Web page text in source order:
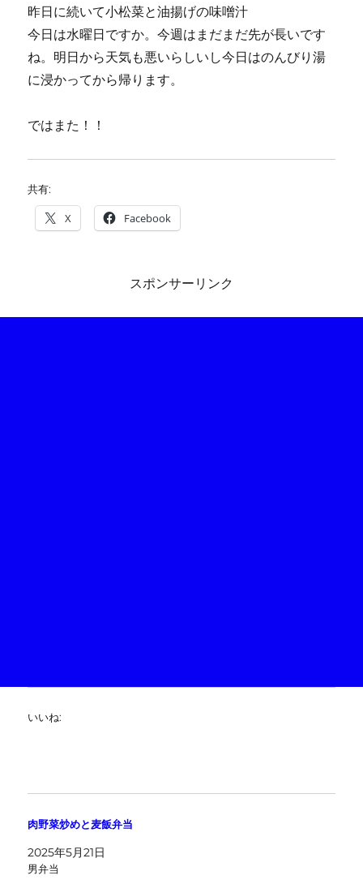
昨日に続いて小松菜と油揚げの味噌汁
今日は水曜日ですか。今週はまだまだ先が長いです
ね。明日から天気も悪いらしいし今日はのんびり湯
に浸かってから帰ります。
ではまた！！
共有:
X Facebook
スポンサーリンク
いいね:
肉野菜炒めと麦飯弁当
2025年5月21日
男弁当